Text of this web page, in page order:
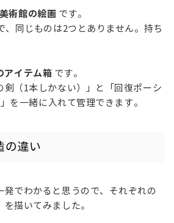
美術館の絵画 です。
、同じものは2つとありません。持ち
アイテム箱 です。
剣（1本しかない）」と「回復ポーシ
を一緒に入れて管理できます。
の違い
発でわかると思うので、それぞれの
を描いてみました。